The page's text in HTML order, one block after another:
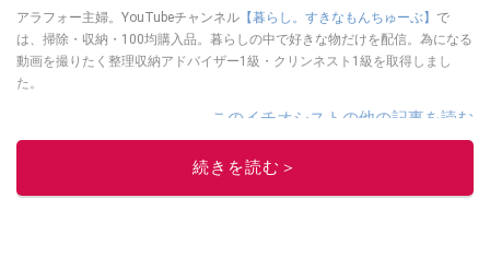
アラフォー主婦。YouTubeチャンネル 【暮らし。すきなもんちゅーぶ】 で
は、掃除・収納・100均購入品。暮らしの中で好きな物だけを配信。為になる
動画を撮りたく整理収納アドバイザー1級・クリンネスト1級を取得しまし
た。
このイチオシストの他の記事を読む
続きを読む＞